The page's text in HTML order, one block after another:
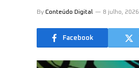
By Conteúdo Digital 8 julho, 2026
Facebook